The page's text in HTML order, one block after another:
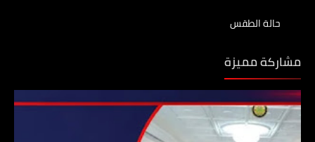
حالة الطقس
مشاركة مميزة